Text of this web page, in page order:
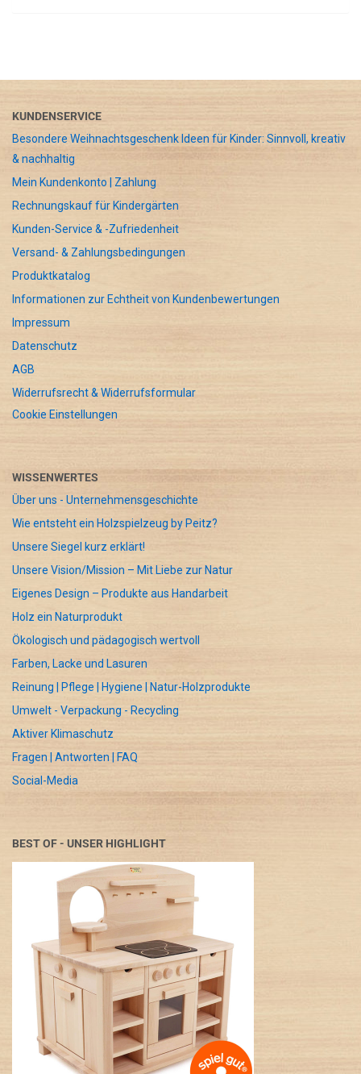
KUNDENSERVICE
Besondere Weihnachtsgeschenk Ideen für Kinder: Sinnvoll, kreativ
& nachhaltig
Mein Kundenkonto | Zahlung
Rechnungskauf für Kindergärten
Kunden-Service & -Zufriedenheit
Versand- & Zahlungsbedingungen
Produktkatalog
Informationen zur Echtheit von Kundenbewertungen
Impressum
Datenschutz
AGB
Widerrufsrecht & Widerrufsformular
Cookie Einstellungen
WISSENWERTES
Über uns - Unternehmensgeschichte
Wie entsteht ein Holzspielzeug by Peitz?
Unsere Siegel kurz erklärt!
Unsere Vision/Mission – Mit Liebe zur Natur
Eigenes Design – Produkte aus Handarbeit
Holz ein Naturprodukt
Ökologisch und pädagogisch wertvoll
Farben, Lacke und Lasuren
Reinung | Pflege | Hygiene | Natur-Holzprodukte
Umwelt - Verpackung - Recycling
Aktiver Klimaschutz
Fragen | Antworten | FAQ
Social-Media
BEST OF - UNSER HIGHLIGHT